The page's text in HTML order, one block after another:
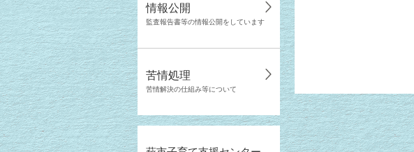
情報公開
監査報告書等の情報公開をしています
苦情処理
苦情解決の仕組み等について